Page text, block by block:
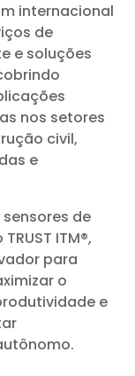
internacional
de
e soluções
nos setores
civil,
e
de
ITM®,
para
o
e